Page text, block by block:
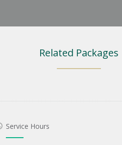
Related Packages
Service Hours